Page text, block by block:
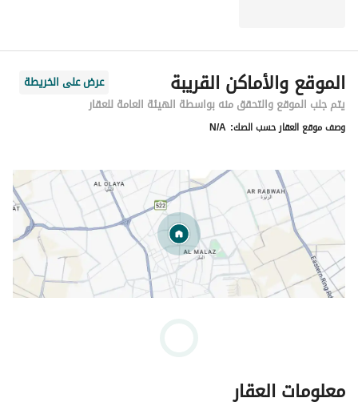
الموقع والأماكن القريبة
عرض على الخريطة
يتم جلب الموقع والتحقق منه بواسطة الهيئة العامة للعقار
وصف موقع العقار حسب الصك: N/A
معلومات العقار